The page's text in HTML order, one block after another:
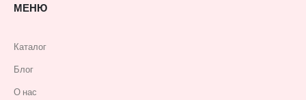
МЕНЮ
Каталог
Блог
О нас